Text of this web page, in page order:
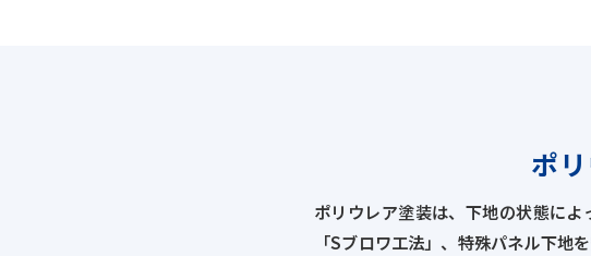
ポ
ポリウレア塗装は、下地の状態に
「Sブロワ工法」、特殊パネル下地